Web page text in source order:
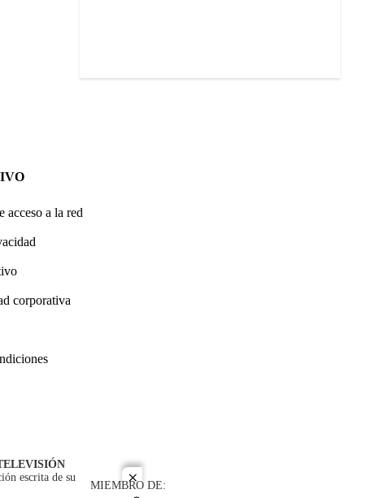
close
acceso a la red
corporativa
escrita de su
MIEMBRO DE: